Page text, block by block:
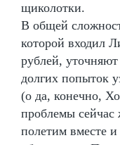
щиколотки.
В общей
которой входил
рублей,
долгих попыток
(о да, конечно,
проблемы сейчас
полетим вместе